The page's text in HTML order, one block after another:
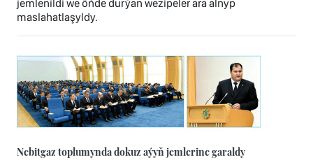
jemlenildi we öňde durýan wezipeler ara alnyp
maslahatlaşyldy.
Nebitgaz toplumynda dokuz aýyň jemlerine garaldy